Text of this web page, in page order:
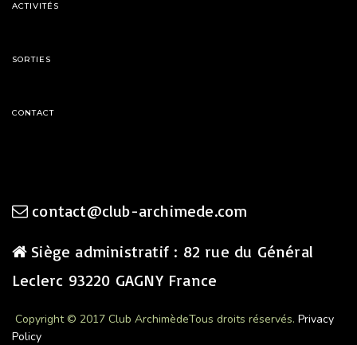
ACTIVITÉS
SORTIES
CONTACT
contact@club-archimede.com
Siège administratif : 82 rue du Général
Leclerc 93220 GAGNY France
Copyright © 2017 Club ArchimèdeTous droits réservés. Privacy
Policy